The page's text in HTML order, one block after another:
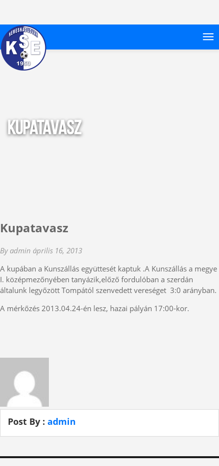
Kupatavasz
Kupatavasz
By admin április 16, 2013
A kupában a Kunszállás együttesét kaptuk .A Kunszállás a megye
I. középmezőnyében tanyázik,előző fordulóban a szerdán
általunk legyőzött Tompától szenvedett vereséget 3:0 arányban.
A mérkőzés 2013.04.24-én lesz, hazai pályán 17:00-kor.
Post By : admin